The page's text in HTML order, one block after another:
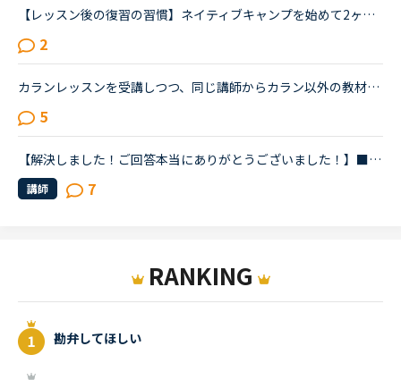
【レッスン後の復習の習慣】ネイティブキャンプを始めて2ヶ月程です。皆さんは、レッスン後の復習を、いつ、どれくらいの時間をかけてやっていらっしゃいますか？新たに知ったフレーズを見返したり、言えなかった...
2
カランレッスンを受講しつつ、同じ講師からカラン以外の教材でもレッスンを受講しているかたにお尋ねします。私は現状stage8で、これまでカラン以外のレッスンはほとんどサドンで様々な講師から受講していました...
5
【解決しました！ご回答本当にありがとうございました！】■効果的なカランレッスンの進め方について2020年1月からネイティブキャンプを始め、現在カランレッスンはステージ4の全復習直前段階です。毎回どうしても...
講師 7
RANKING
勘弁してほしい